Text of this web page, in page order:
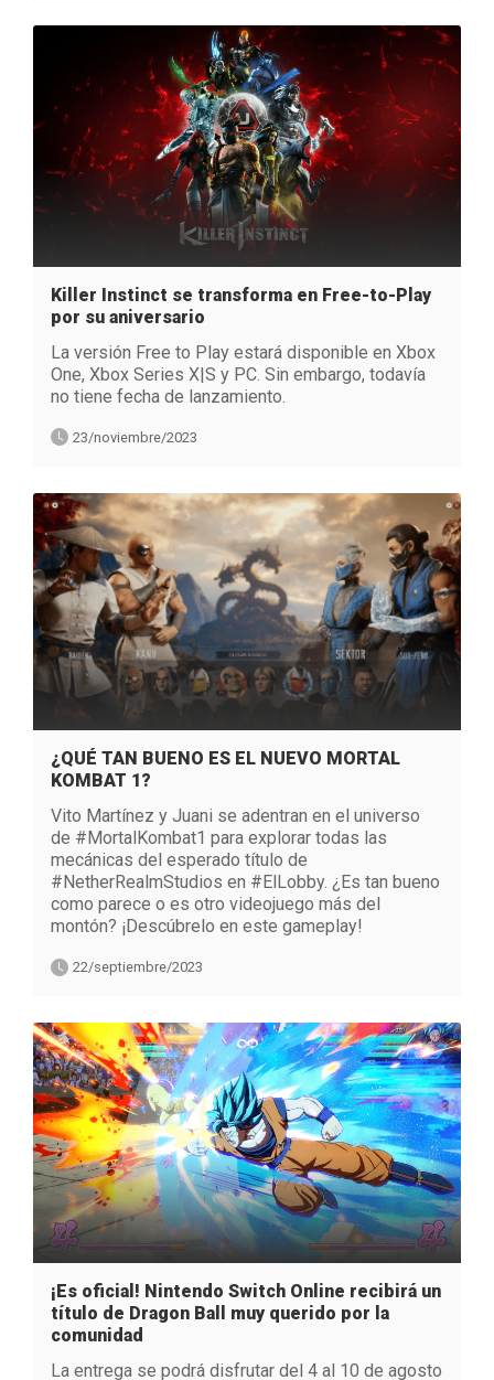
Killer Instinct se transforma en Free-to-Play
por su aniversario
La versión Free to Play estará disponible en Xbox
One, Xbox Series X|S y PC. Sin embargo, todavía
no tiene fecha de lanzamiento.
23/noviembre/2023
¿QUÉ TAN BUENO ES EL NUEVO MORTAL
KOMBAT 1?
Vito Martínez y Juani se adentran en el universo
de #MortalKombat1 para explorar todas las
mecánicas del esperado título de
#NetherRealmStudios en #ElLobby. ¿Es tan bueno
como parece o es otro videojuego más del
montón? ¡Descúbrelo en este gameplay!
22/septiembre/2023
¡Es oficial! Nintendo Switch Online recibirá un
título de Dragon Ball muy querido por la
comunidad
La entrega se podrá disfrutar del 4 al 10 de agosto